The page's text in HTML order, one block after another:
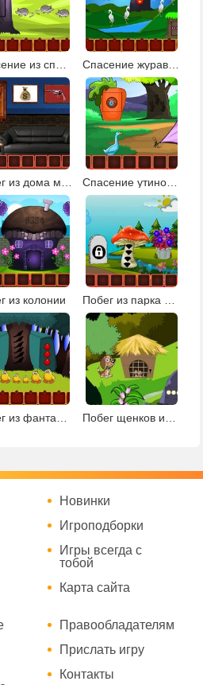
Спасение журавля
Спасение утиной семьи: эпизод 1
из колонии
Новинки
Игроподборки
Игры всегда с
тобой
Карта сайта
Правообладателям
Прислать игру
Контакты